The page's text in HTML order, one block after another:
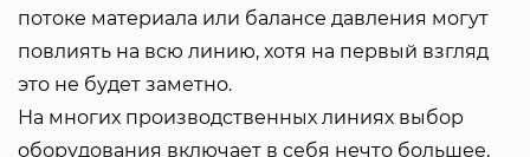
потоке материала или балансе давления могут
повлиять на всю линию, хотя на первый взгляд
это не будет заметно.
На многих производственных линиях выбор
оборудования включает в себя нечто большее,